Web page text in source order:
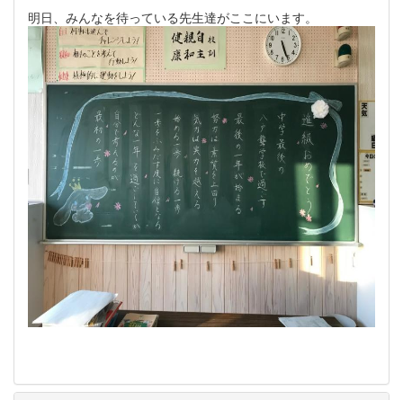
明日、みんなを待っている先生達がここにいます。